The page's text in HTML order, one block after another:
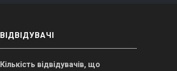
ВІДВІДУВАЧІ
Кількість відвідувачів, що